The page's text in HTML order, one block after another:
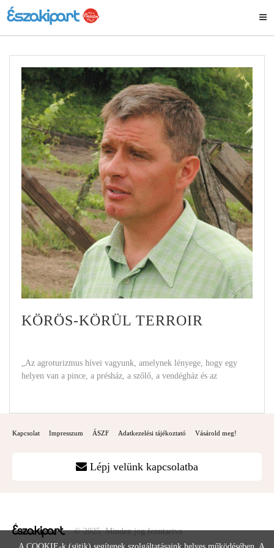
KÖRÖS-KÖRÜL TERROIR
„Az agroturizmus hívei vagyunk, amelynek lényege, hogy egy
helyen van a pince, a présház, a szőlő, a vendégház és az
Kapcsolat Impresszum ÁSZF Adatkezelési tájékoztató Vásárold meg!
Lépj velünk kapcsolatba
© 2025. Minden jog fenntartva